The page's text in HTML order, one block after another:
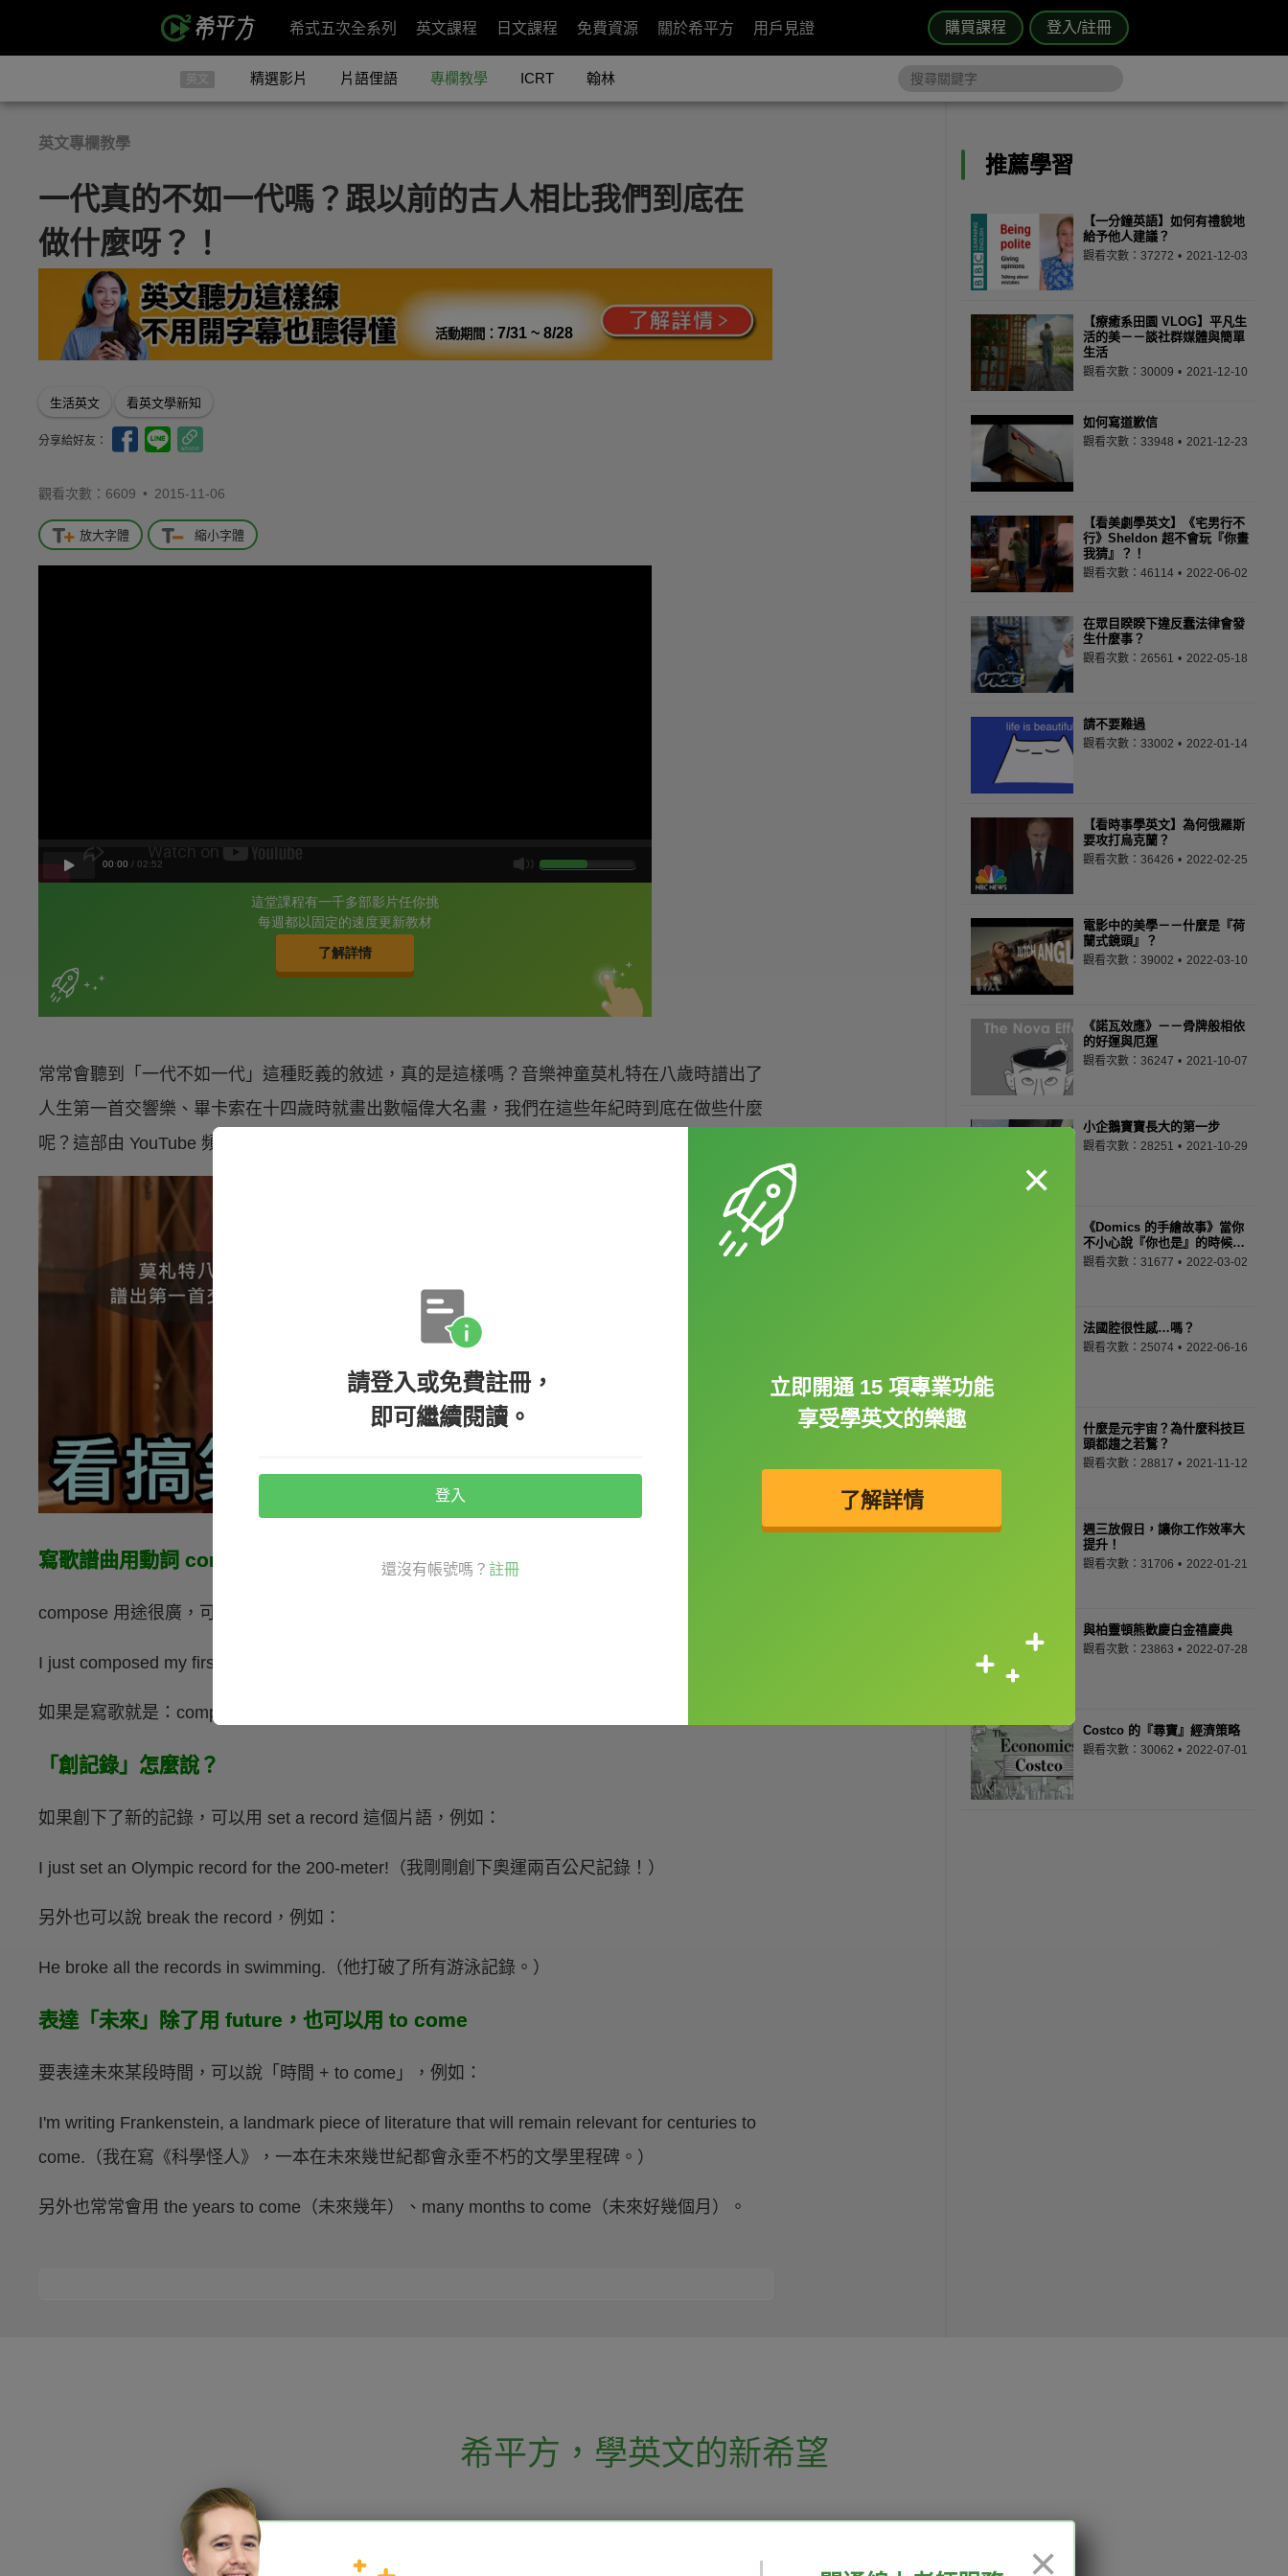
購買課程 登入/註冊
希式五次全系列 英文課程 日文課程 免費資源 關於希平方 用戶見證
英文 精選影片 片語俚語 專欄教學 ICRT 翰林
英文專欄教學
一代真的不如一代嗎？跟以前的古人相比我們到底在
做什麼呀？！
活動期間： 7/31 ~ 8/28
生活英文 看英文學新知
分享給好友：
觀看次數：6609 • 2015-11-06
放大字體 縮小字體
常常會聽到「一代不如一代」這種貶義的敘述，真的是這樣嗎？音樂神童莫札特在八歲時譜出了
人生第一首交響樂、畢卡索在十四歲時就畫出數幅偉大名畫，我們在這些年紀時到底在做些什麼
呢？這部由 YouTube 頻道 CollegeHumor 製作的搞笑影片真讓人想找個洞鑽起來呀！
寫歌譜曲用動詞 compose
compose 用途很廣，可以用來表示寫歌、作曲，也可以用來表示寫詩。舉個例子：
I just composed my first symphony.（我剛譜好我的第一首交響樂。）
如果是寫歌就是：compose a song，作曲則可以說：compose a piece of music。
「創記錄」怎麼說？
如果創下了新的記錄，可以用 set a record 這個片語，例如：
I just set an Olympic record for the 200-meter!（我剛剛創下奧運兩百公尺記錄！）
另外也可以說 break the record，例如：
He broke all the records in swimming.（他打破了所有游泳記錄。）
表達「未來」除了用 future，也可以用 to come
要表達未來某段時間，可以說「時間 + to come」，例如：
I'm writing Frankenstein, a landmark piece of literature that will remain relevant for centuries to
come.（我在寫《科學怪人》，一本在未來幾世紀都會永垂不朽的文學里程碑。）
另外也常常會用 the years to come（未來幾年）、many months to come（未來好幾個月）。
推薦學習
【一分鐘英語】如何有禮貌地
給予他人建議？
觀看次數：37272 2021-12-03
【療癒系田園 VLOG】平凡生
活的美－－談社群媒體與簡單
生活
觀看次數：30009 2021-12-10
如何寫道歉信
觀看次數：33948 2021-12-23
【看美劇學英文】《宅男行不
行》Sheldon 超不會玩『你畫
我猜』？！
觀看次數：46114 2022-06-02
在眾目睽睽下違反蠢法律會發
生什麼事？
觀看次數：26561 2022-05-18
請不要難過
觀看次數：33002 2022-01-14
【看時事學英文】為何俄羅斯
要攻打烏克蘭？
觀看次數：36426 2022-02-25
電影中的美學－－什麼是『荷
蘭式鏡頭』？
觀看次數：39002 2022-03-10
《諾瓦效應》－－骨牌般相依
的好運與厄運
觀看次數：36247 2021-10-07
小企鵝寶寶長大的第一步
觀看次數：28251 2021-10-29
《Domics 的手繪故事》當你
不小心說『你也是』的時候…
觀看次數：31677 2022-03-02
法國腔很性感…嗎？
觀看次數：25074 2022-06-16
什麼是元宇宙？為什麼科技巨
頭都趨之若鶩？
觀看次數：28817 2021-11-12
週三放假日，讓你工作效率大
提升！
觀看次數：31706 2022-01-21
與柏靈頓熊歡慶白金禧慶典
觀看次數：23863 2022-07-28
Costco 的『尋寶』經濟策略
觀看次數：30062 2022-07-01
希平方 ， 學英文的新希望
×
×
請登入或免費註冊，
即可繼續閱讀。
登入
還沒有帳號嗎？ 註冊
立即開通 15 項專業功能
享受學英文的樂趣
了解詳情